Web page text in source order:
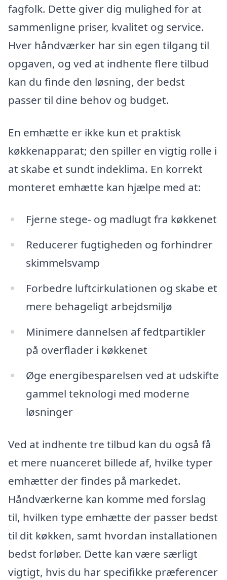
fagfolk. Dette giver dig mulighed for at
sammenligne priser, kvalitet og service.
Hver håndværker har sin egen tilgang til
opgaven, og ved at indhente flere tilbud
kan du finde den løsning, der bedst
passer til dine behov og budget.
En emhætte er ikke kun et praktisk
køkkenapparat; den spiller en vigtig rolle i
at skabe et sundt indeklima. En korrekt
monteret emhætte kan hjælpe med at:
Fjerne stege- og madlugt fra køkkenet
Reducerer fugtigheden og forhindrer
skimmelsvamp
Forbedre luftcirkulationen og skabe et
mere behageligt arbejdsmiljø
Minimere dannelsen af fedtpartikler
på overflader i køkkenet
Øge energibesparelsen ved at udskifte
gammel teknologi med moderne
løsninger
Ved at indhente tre tilbud kan du også få
et mere nuanceret billede af, hvilke typer
emhætter der findes på markedet.
Håndværkerne kan komme med forslag
til, hvilken type emhætte der passer bedst
til dit køkken, samt hvordan installationen
bedst forløber. Dette kan være særligt
vigtigt, hvis du har specifikke præferencer